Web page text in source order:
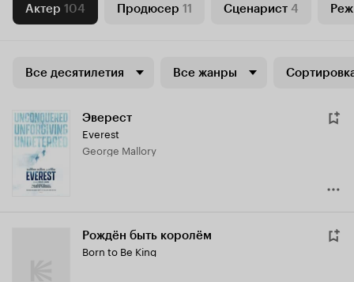
Актер 104 Продюсер 11 Сценарист 4
Все десятилетия Все жанры
Эверест
Everest
George Mallory
Рождён быть королём
Born to Be King